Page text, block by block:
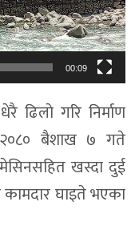
00:09
ढिलाे गरि निर्माण
२०८० बैशाख ७ गते
मेसिनसहित खस्दा दुई
घाइते भएका